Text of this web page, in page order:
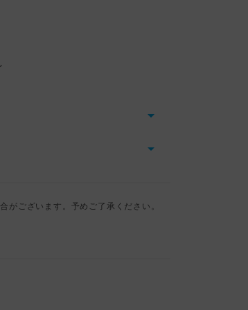
がございます。予めご了承ください。